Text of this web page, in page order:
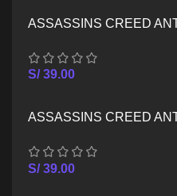
ASSASSINS CREED
S/39.00
ASSASSINS CREED
S/39.00